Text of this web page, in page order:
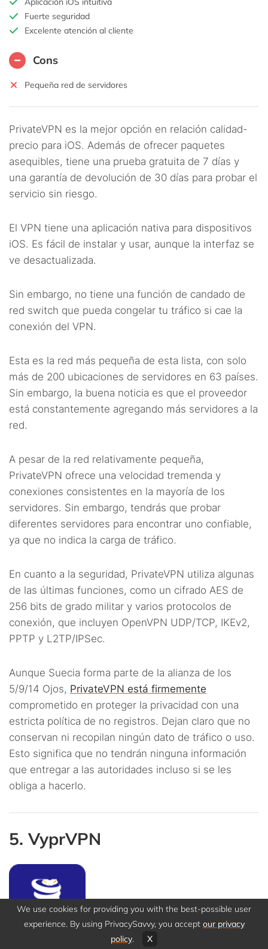
Fuerte seguridad
Excelente atención al cliente
Cons
Pequeña red de servidores
PrivateVPN es la mejor opción en relación calidad-
precio para iOS. Además de ofrecer paquetes
asequibles, tiene una prueba gratuita de 7 días y
una garantía de devolución de 30 días para probar el
servicio sin riesgo.
El VPN tiene una aplicación nativa para dispositivos
iOS. Es fácil de instalar y usar, aunque la interfaz se
ve desactualizada.
Sin embargo, no tiene una función de candado de
red switch que pueda congelar tu tráfico si cae la
conexión del VPN.
Esta es la red más pequeña de esta lista, con solo
más de 200 ubicaciones de servidores en 63 países.
Sin embargo, la buena noticia es que el proveedor
está constantemente agregando más servidores a la
red.
A pesar de la red relativamente pequeña,
PrivateVPN ofrece una velocidad tremenda y
conexiones consistentes en la mayoría de los
servidores. Sin embargo, tendrás que probar
diferentes servidores para encontrar uno confiable,
ya que no indica la carga de tráfico.
En cuanto a la seguridad, PrivateVPN utiliza algunas
de las últimas funciones, como un cifrado AES de
256 bits de grado militar y varios protocolos de
conexión, que incluyen OpenVPN UDP/TCP, IKEv2,
PPTP y L2TP/IPSec.
Aunque Suecia forma parte de la alianza de los
5/9/14 Ojos, PrivateVPN está firmemente
comprometido en proteger la privacidad con una
estricta política de no registros. Dejan claro que no
conservan ni recopilan ningún dato de tráfico o uso.
Esto significa que no tendrán ninguna información
que entregar a las autoridades incluso si se les
obliga a hacerlo.
5. VyprVPN
We use cookies for providing you with the best-possible user
experience. By using PrivacySavvy, you accept our privacy
policy. X